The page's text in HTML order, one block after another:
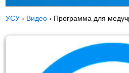
УСУ › Видео › Программа для